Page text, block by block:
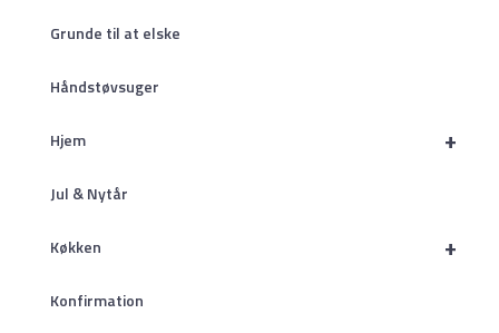
Grunde til at elske
Håndstøvsuger
+
Hjem
Jul & Nytår
+
Køkken
Konfirmation